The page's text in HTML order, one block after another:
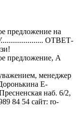
предложение на
ОТВЕТ-
предложение, А
менеджер
E-
наб. 6/2,
84 54 сайт: ro-